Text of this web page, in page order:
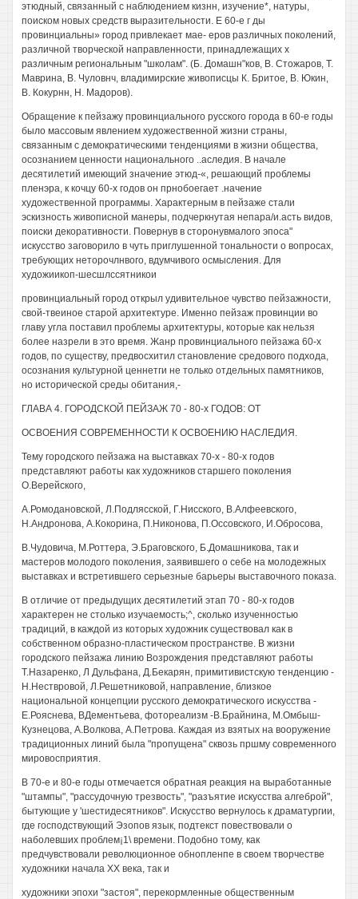
этюдный, связанный с наблюдением кизнн, изучение*, натуры,
поиском новых средств выразительности. Е 60-е г ды
провинциальны» город привлекает мае- еров различных поколений,
различной творческой направленности, принадлежащих х
различным региональным "школам". (Б. Домашн"ков, В. Стожаров, Т.
Маврина, В. Чуловнч, владимирские живописцы К. Бритое, В. Юкин,
В. Кокурнн, Н. Мадоров).
Обращение к пейзажу провинциального русского города в 60-е годы
было массовым явлением художественной жизни страны,
связанным с демократическими тенденциями в жизни общества,
осознанием ценности национального ..аследия. В начале
десятилетий имеющий значение этюд-«, решающий проблемы
пленэра, к кочцу 60-х годов он прнобоегает .начение
художественной программы. Характерным в пейзаже стали
эскизность живописной манеры, подчеркнутая непара/и.асть видов,
поиски декоративности. Повернув в сторонувмалого эпоса"
искусство заговорило в чуть приглушенной тональности о вопросах,
требующих неторочлнвого, вдумчивого осмысления. Для
художиикоп-шесшлссятникои
провинциальный город открыл удивительное чувство пейзажности,
свой-твеиное старой архитектуре. Именно пейзаж провинции во
главу угла поставил проблемы архитектуры, которые как нельзя
более назрели в это время. Жанр провинциального пейзажа 60-х
годов, по существу, предвосхитил становление средового подхода,
осознания культурной ценнетги не только отдельных памятников,
но исторической среды обитания,-
ГЛАВА 4. ГОРОДСКОЙ ПЕЙЗАЖ 70 - 80-х ГОДОВ: ОТ
ОСВОЕНИЯ СОВРЕМЕННОСТИ К ОСВОЕНИЮ НАСЛЕДИЯ.
Тему городского пейзажа на выставках 70-х - 80-х годов
представляют работы как художников старшего поколения
О.Верейского,
A.Ромодановской, Л.Подлясской, Г.Нисского, В.Алфеевского,
Н.Андронова, А.Кокорина, П.Никонова, П.Оссовского, И.Обросова,
B.Чудовича, М.Роттера, Э.Браговского, Б.Домашникова, так и
мастеров молодого поколения, заявившего о себе на молодежных
выставках и встретившего серьезные барьеры выставочного показа.
В отличие от предыдущих десятилетий этап 70 - 80-х годов
характерен не столько изучаемость;^, сколько изученностью
традиций, в каждой из которых художник существовал как в
собственном образно-пластическом пространстве. В жизни
городского пейзажа линию Возрождения представляют работы
Т.Назаренко, Л Дульфана, Д.Бекарян, примитивистскую тенденцию -
Н.Нествровой, Л.Решетниковой, направление, близкое
национальной концепции русского демократического искусства -
Е.Рояснева, ВДементьева, фотореализм -В.Брайнина, М.Омбыш-
Кузнецова, А.Волкова, А.Петрова. Каждая из взятых на вооружение
традиционных линий была "пропущена" сквозь пршму современного
мировосприятия.
В 70-е и 80-е годы отмечается обратная реакция на выработанные
"штампы", "рассудочную трезвость", "разъятие искусства алгеброй",
бытующие у 'шестидесятников". Искусство вернулось к драматургии,
где господствующий Эзопов язык, подтекст повествовали о
наболевших проблем¡1\ времени. Подобно тому, как
предчувствовали революционное обнопленпе в своем творчестве
художники начала XX века, так и
художники эпохи "застоя", перекормленные общественным